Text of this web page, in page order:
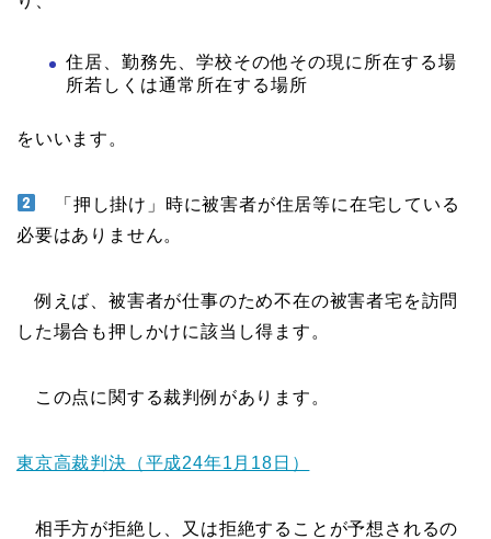
住居、勤務先、学校その他その現に所在する場
所若しくは通常所在する場所
をいいます。
「押し掛け」時に被害者が住居等に在宅している
必要はありません。
例えば、被害者が仕事のため不在の被害者宅を訪問
した場合も押しかけに該当し得ます。
この点に関する裁判例があります。
東京高裁判決（平成24年1月18日）
相手方が拒絶し、又は拒絶することが予想されるの